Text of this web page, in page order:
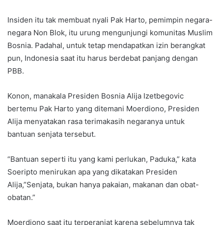
Insiden itu tak membuat nyali Pak Harto, pemimpin negara-
negara Non Blok, itu urung mengunjungi komunitas Muslim
Bosnia. Padahal, untuk tetap mendapatkan izin berangkat
pun, Indonesia saat itu harus berdebat panjang dengan
PBB.
Konon, manakala Presiden Bosnia Alija Izetbegovic
bertemu Pak Harto yang ditemani Moerdiono, Presiden
Alija menyatakan rasa terimakasih negaranya untuk
bantuan senjata tersebut.
“Bantuan seperti itu yang kami perlukan, Paduka,” kata
Soeripto menirukan apa yang dikatakan Presiden
Alija,”Senjata, bukan hanya pakaian, makanan dan obat-
obatan.”
Moerdiono saat itu terperanjat karena sebelumnya tak